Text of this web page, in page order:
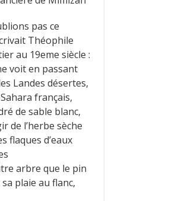
pas ce
Théophile
au 19eme siècle :
voit en passant
Landes désertes,
français,
de sable blanc,
de l’herbe sèche
flaques d’eaux
arbre que le pin
sa plaie au flanc,